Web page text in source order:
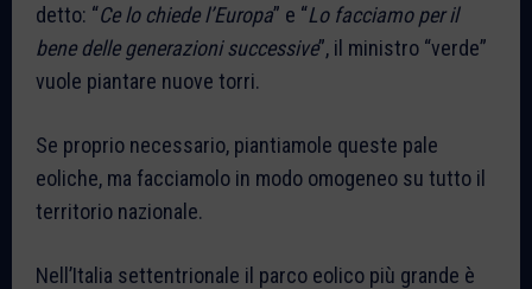
detto: “Ce lo chiede l’Europa” e “Lo facciamo per il
bene delle generazioni successive”, il ministro “verde”
vuole piantare nuove torri.
Se proprio necessario, piantiamole queste pale
eoliche, ma facciamolo in modo omogeneo su tutto il
territorio nazionale.
Nell’Italia settentrionale il parco eolico più grande è